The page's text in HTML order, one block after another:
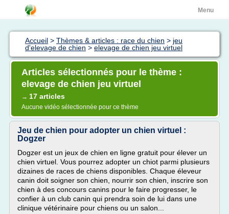
Menu
Accueil > Thèmes & articles : race du chien > jeu
d'elevage de chien > elevage de chien jeu virtuel
Articles sélectionnés pour le thème :
elevage de chien jeu virtuel
→ 17 articles
Aucune vidéo sélectionnée pour ce thème
Jeu de chien pour adopter un chien virtuel :
Dogzer
Dogzer est un jeux de chien en ligne gratuit pour élever un
chien virtuel. Vous pourrez adopter un chiot parmi plusieurs
dizaines de races de chiens disponibles. Chaque éleveur
canin doit soigner son chien, nourrir son chien, inscrire son
chien à des concours canins pour le faire progresser, le
confier à un club canin qui prendra soin de lui dans une
clinique vétérinaire pour chiens ou un salon...